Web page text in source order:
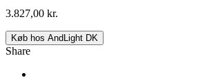
3.827,00 kr.
Køb hos AndLight DK
Share